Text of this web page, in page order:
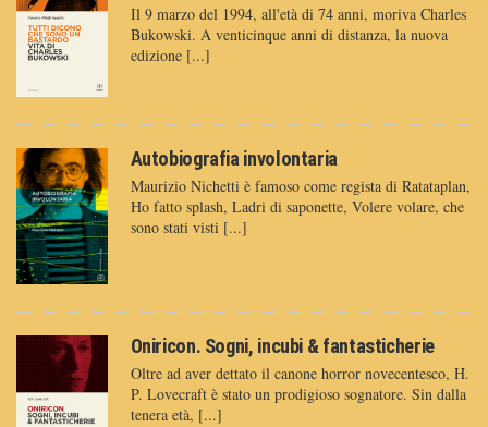
Il 9 marzo del 1994, all'età di 74 anni, moriva Charles
Bukowski. A venticinque anni di distanza, la nuova
edizione [...]
Autobiografia involontaria
Maurizio Nichetti è famoso come regista di Ratataplan,
Ho fatto splash, Ladri di saponette, Volere volare, che
sono stati visti [...]
Oniricon. Sogni, incubi & fantasticherie
Oltre ad aver dettato il canone horror novecentesco, H.
P. Lovecraft è stato un prodigioso sognatore. Sin dalla
tenera età, [...]